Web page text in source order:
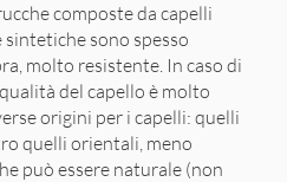
composte da capelli
sono spesso
molto resistente. In caso di
del capello è molto
origini per i capelli: quelli
quelli orientali, meno
può essere naturale (non